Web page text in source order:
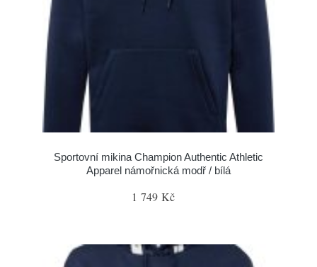
Sportovní mikina Champion Authentic Athletic
Apparel námořnická modř / bílá
1 749 Kč